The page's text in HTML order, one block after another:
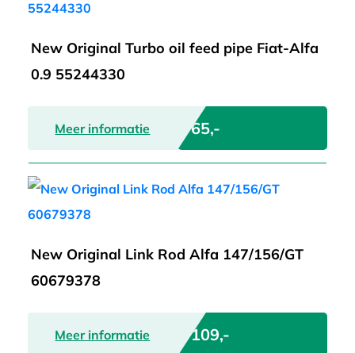
New Original Turbo oil feed pipe Fiat-Alfa
0.9 55244330
Meer informatie € 65,-
New Original Link Rod Alfa 147/156/GT
60679378
Meer informatie € 109,-